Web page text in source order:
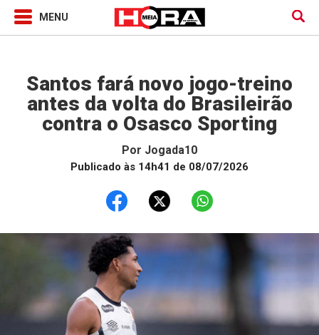
Santos fará novo jogo-treino
antes da volta do Brasileirão
contra o Osasco Sporting
Por Jogada10
Publicado às 14h41 de 08/07/2026